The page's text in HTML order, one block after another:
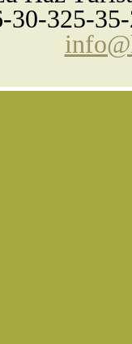
30-325-